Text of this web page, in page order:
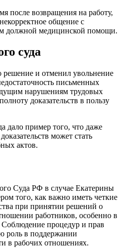
после возвращения на работу,
общение с
должной медицинской помощи.
суда
и отменил увольнение
письменных
нарушениям трудовых
доказательств в пользу
дало пример того, что даже
может стать
актов.
Суда РФ в случае Екатерины
того, как важно иметь четкие
при принятии решений о
работников, особенно в
процедур и прав
роль в поддержании
в рабочих отношениях.